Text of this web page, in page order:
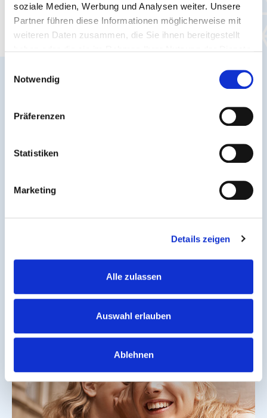
soziale Medien, Werbung und Analysen weiter. Unsere
Partner führen diese Informationen möglicherweise mit
weiteren Daten zusammen, die Sie ihnen bereitgestellt
Notwendig
Präferenzen
Statistiken
Marketing
Details zeigen
Alle zulassen
Auswahl erlauben
Ablehnen
Bleib auf dem Laufenden - aktuelle
Verkehrsmeldungen und Infos für Dich.
Mehr erfahren